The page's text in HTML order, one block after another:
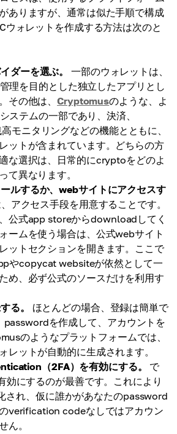
ありますが、通常は似た手順で構成
ウォレットを作成する方法は次のと
ダーを選ぶ。
一部のウォレットは、
理を目的とした独立したアプリとし
その他は、Cryptomusのような、よ
ステムの一部であり、決済、
モニタリングなどの機能とともに、
ットが含まれています。どちらの方
な選択は、日常的にcryptoをどのよ
て異なります。
ルするか、webサイトにアクセスす
アクセス手段を用意することです。
公式app storeからdownloadしてく
ームを使う場合は、公式webサイト
ットセクションを開きます。ここで
やcopycat websiteが依然として一
め、必ず公式のソースだけを利用す
る。
ほとんどの場合、登録は簡単で
を作成して、アカウントを
のようなプラットフォームでは、
レットが自動的に生成されます。
（2FA）を有効にする。
で
効にするのが最善です。これにより
され、仮に誰かがあなたのpassword
verification codeなしではアカウン
ん。